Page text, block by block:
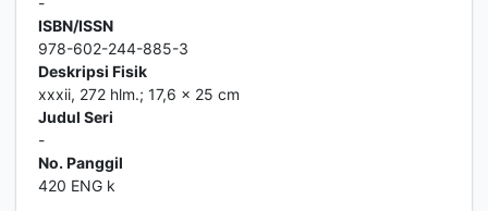
ISBN/ISSN
978-602-244-885-3
Deskripsi Fisik
xxxii, 272 hlm.; 17,6 x 25 cm
Judul Seri
-
No. Panggil
420 ENG k